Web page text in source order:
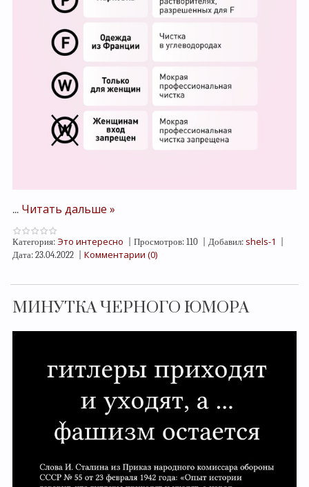
... Читать дальше »
Категория: Это интересно Просмотров: 110 Добавил: shels-1
Дата: 23.04.2022 Комментарии (0)
МИНУТКА ЧЕРНОГО ЮМОРА